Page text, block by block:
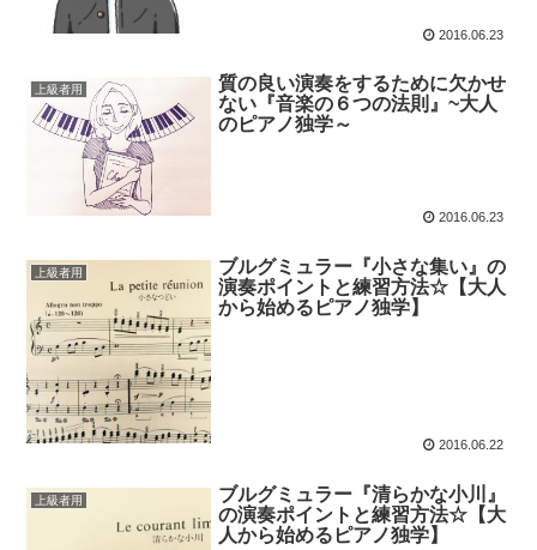
2016.06.23
上級者用
質の良い演奏をするために欠かせ
ない『音楽の６つの法則』~大人
のピアノ独学～
2016.06.23
上級者用
ブルグミュラー『小さな集い』の
演奏ポイントと練習方法☆【大人
から始めるピアノ独学】
2016.06.22
上級者用
ブルグミュラー『清らかな小川』
の演奏ポイントと練習方法☆【大
人から始めるピアノ独学】